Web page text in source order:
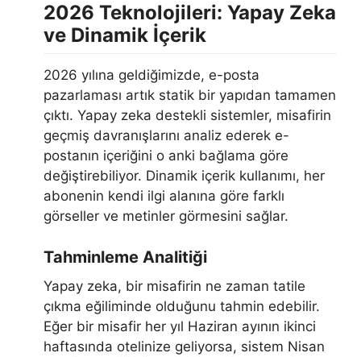
2026 Teknolojileri: Yapay Zeka
ve Dinamik İçerik
2026 yılına geldiğimizde, e-posta
pazarlaması artık statik bir yapıdan tamamen
çıktı. Yapay zeka destekli sistemler, misafirin
geçmiş davranışlarını analiz ederek e-
postanın içeriğini o anki bağlama göre
değiştirebiliyor. Dinamik içerik kullanımı, her
abonenin kendi ilgi alanına göre farklı
görseller ve metinler görmesini sağlar.
Tahminleme Analitiği
Yapay zeka, bir misafirin ne zaman tatile
çıkma eğiliminde olduğunu tahmin edebilir.
Eğer bir misafir her yıl Haziran ayının ikinci
haftasında otelinize geliyorsa, sistem Nisan